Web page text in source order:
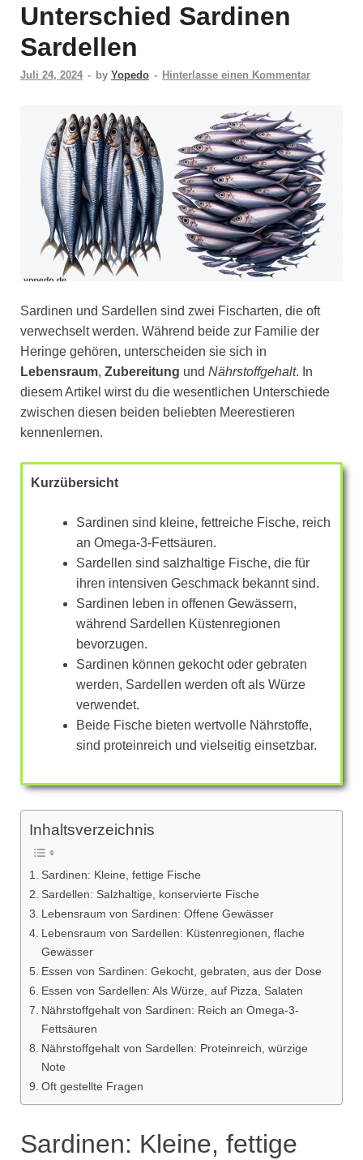
Unterschied Sardinen
Sardellen
Juli 24, 2024 - by Yopedo - Hinterlasse einen Kommentar
Sardinen und Sardellen sind zwei Fischarten, die oft
verwechselt werden. Während beide zur Familie der
Heringe gehören, unterscheiden sie sich in
Lebensraum, Zubereitung und Nährstoffgehalt. In
diesem Artikel wirst du die wesentlichen Unterschiede
zwischen diesen beiden beliebten Meerestieren
kennenlernen.
Kurzübersicht
Sardinen sind kleine, fettreiche Fische, reich
an Omega-3-Fettsäuren.
Sardellen sind salzhaltige Fische, die für
ihren intensiven Geschmack bekannt sind.
Sardinen leben in offenen Gewässern,
während Sardellen Küstenregionen
bevorzugen.
Sardinen können gekocht oder gebraten
werden, Sardellen werden oft als Würze
verwendet.
Beide Fische bieten wertvolle Nährstoffe,
sind proteinreich und vielseitig einsetzbar.
Inhaltsverzeichnis
Sardinen: Kleine, fettige Fische
Sardellen: Salzhaltige, konservierte Fische
Lebensraum von Sardinen: Offene Gewässer
Lebensraum von Sardellen: Küstenregionen, flache
Gewässer
Essen von Sardinen: Gekocht, gebraten, aus der Dose
Essen von Sardellen: Als Würze, auf Pizza, Salaten
Nährstoffgehalt von Sardinen: Reich an Omega-3-
Fettsäuren
Nährstoffgehalt von Sardellen: Proteinreich, würzige
Note
Oft gestellte Fragen
Sardinen: Kleine, fettige